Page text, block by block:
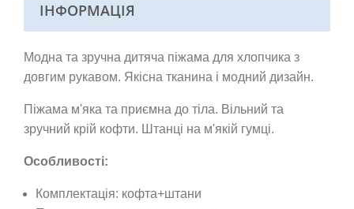
ІНФОРМАЦІЯ
Модна та зручна дитяча піжама для хлопчика з
довгим рукавом. Якісна тканина і модний дизайн.
Піжама м'яка та приємна до тіла. Вільний та
зручний крій кофти. Штанці на м'якій гумці.
Особливості:
Комплектація: кофта+штани